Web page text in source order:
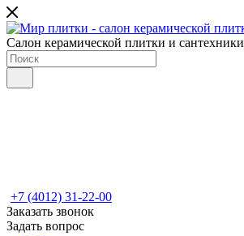
Салон керамической плитки и сантехники
+7 (4012) 31-22-00
Заказать звонок
Задать вопрос